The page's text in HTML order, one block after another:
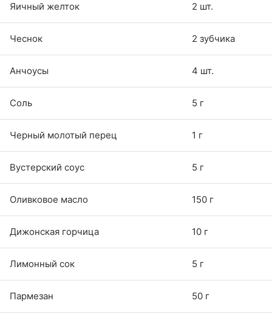
Яичный желток 2 шт.
Чеснок 2 зубчика
Анчоусы 4 шт.
Соль 5 г
Черный молотый перец 1 г
Вустерский соус 5 г
Оливковое масло 150 г
Дижонская горчица 10 г
Лимонный сок 5 г
Пармезан 50 г